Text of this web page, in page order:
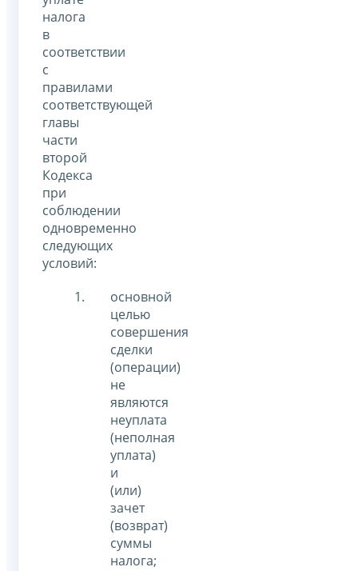
налога
в
соответствии
с
правилами
соответствующей
главы
части
второй
Кодекса
при
соблюдении
одновременно
следующих
условий:
основной
целью
совершения
сделки
(операции)
не
являются
неуплата
(неполная
уплата)
и
(или)
зачет
(возврат)
суммы
налога;